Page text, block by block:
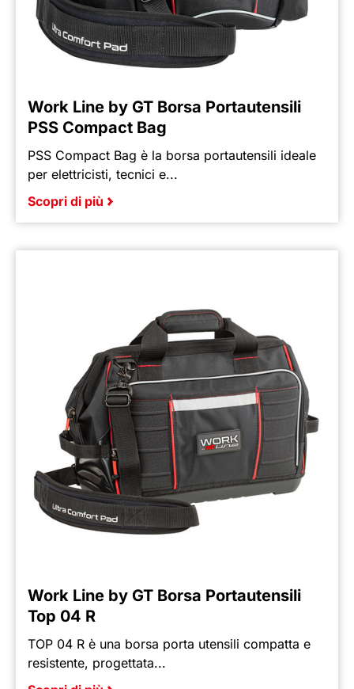
Work Line by GT Borsa Portautensili
PSS Compact Bag
PSS Compact Bag è la borsa portautensili ideale
per elettricisti, tecnici e...
Scopri di più
Work Line by GT Borsa Portautensili
Top 04 R
TOP 04 R è una borsa porta utensili compatta e
resistente, progettata...